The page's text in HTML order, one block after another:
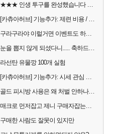
★★★ 인생 투구를 완성했습니다 ★★★
[카츄아허브] 기능추가: 제련 비용 / 데미지 시뮬레이터 8월 5일자 아이템 반영
구라구라야 이럴거면 이벤트도 하루 연장해라 직장인들 1일차 버리게 하지말고?
눈을 뽑지 않게 되셨다니..... 축하드립니다.
라선탄 유물깡 100개 실험
[카츄아허브] 기능추가: 시세 관심 목록 / 인챈트 빨간약
골드 피시방 사용은 왜 처벌 안하나요?
매크로 먼저잡고 제니 구매자잡는게 맞는 순서아님?
구매한 사람도 잘못이 있지만